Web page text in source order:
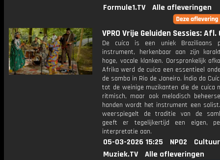
Formule1.TV
Alle afleveringen
VPRO Vrije Geluiden Sessies: Afl.
De cuíca is een uniek Braziliaans
instrument, herkenbaar aan zijn
hoge, vocale klanken. Oorspronkelijk
Afrika werd de cuíca een essentieel
de samba in Rio de Janeiro. Índio da
tot de weinige muzikanten die de cuíca
ritmisch, maar ook melodisch
handen wordt het instrument een
weerspiegelt de traditie van de
geeft er tegelijkertijd een eigen,
interpretatie aan.
05-03-2026 15:25 NPO2
Muziek.TV
Alle afleveringen